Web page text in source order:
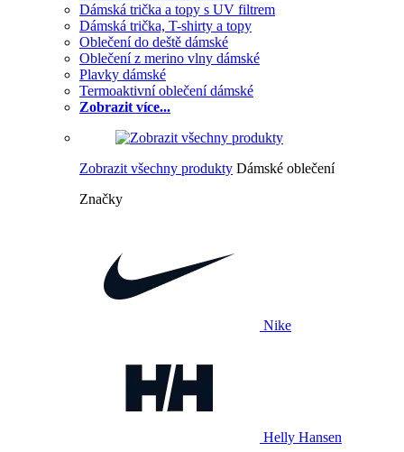
Dámská trička a topy s UV filtrem
Dámská trička, T-shirty a topy
Oblečení do deště dámské
Oblečení z merino vlny dámské
Plavky dámské
Termoaktivní oblečení dámské
Zobrazit více...
Zobrazit všechny produkty Dámské oblečení
Značky
Nike
Helly Hansen